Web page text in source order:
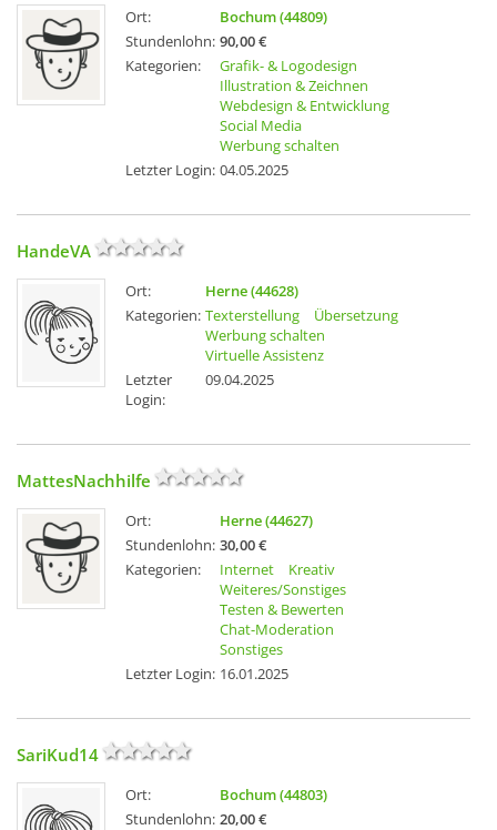
Ort:
Bochum (44809)
Stundenlohn: 90,00 €
Kategorien:
Grafik- & Logodesign
Illustration & Zeichnen
Webdesign & Entwicklung
Social Media
Werbung schalten
Letzter Login: 04.05.2025
HandeVA
Ort:
Herne (44628)
Kategorien: Texterstellung
Übersetzung
Werbung schalten
Virtuelle Assistenz
Letzter
Login:
09.04.2025
MattesNachhilfe
Ort:
Herne (44627)
Stundenlohn: 30,00 €
Kategorien:
Internet
Kreativ
Weiteres/Sonstiges
Testen & Bewerten
Chat-Moderation
Sonstiges
Letzter Login: 16.01.2025
SariKud14
Ort:
Bochum (44803)
Stundenlohn: 20,00 €